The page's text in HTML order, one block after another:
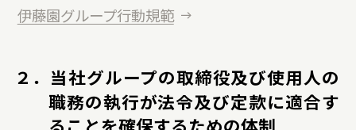
IR・投資家情報トップ
伊藤園グループ行動規範
２．当社グループの取締役及び使用人の
職務の執行が法令及び定款に適合す
ることを確保するための体制